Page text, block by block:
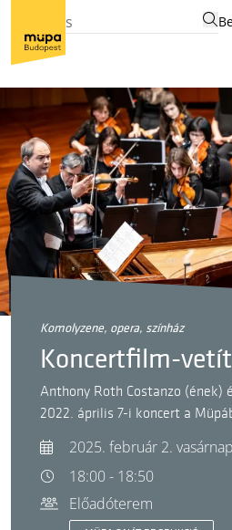
komolyzene, opera, színház
Koncertfilm-
Anthony Roth Costanzo (ének)
2022. április 7-i koncert a
2025. február 2. vasárnap
18:00 - 18:50
Előadóterem